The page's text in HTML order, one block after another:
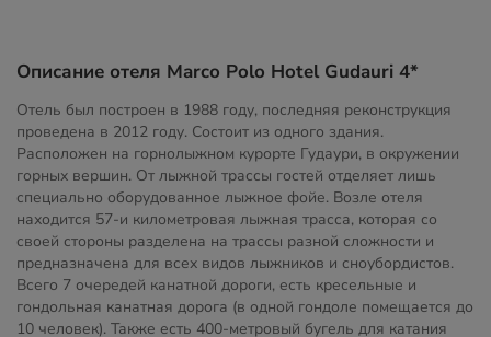
Описание отеля Marco Polo Hotel Gudauri 4*
Отель был построен в 1988 году, последняя реконструкция
проведена в 2012 году. Состоит из одного здания.
Расположен на горнолыжном курорте Гудаури, в окружении
горных вершин. От лыжной трассы гостей отделяет лишь
специально оборудованное лыжное фойе. Возле отеля
находится 57-и километровая лыжная трасса, которая со
своей стороны разделена на трассы разной сложности и
предназначена для всех видов лыжников и сноубордистов.
Всего 7 очередей канатной дороги, есть кресельные и
гондольная канатная дорога (в одной гондоле помещается до
10 человек). Также есть 400-метровый бугель для катания